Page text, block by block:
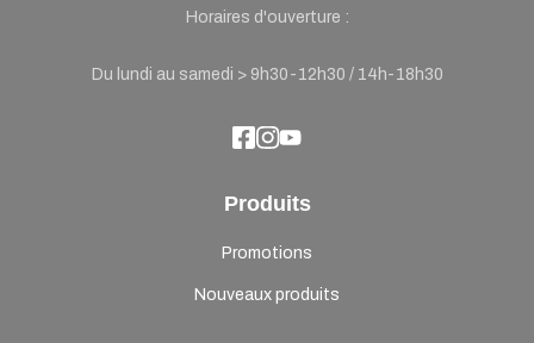
Horaires d'ouverture :
Du lundi au samedi > 9h30-12h30 / 14h-18h30
Produits
Promotions
Nouveaux produits